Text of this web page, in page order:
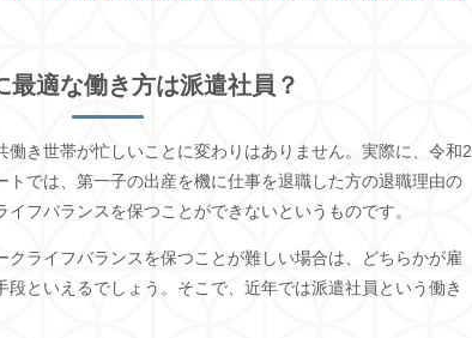
最適な働き方は派遣社員？
働き世帯が忙しいことに変わりはありません。実際に、令和2
トでは、第一子の出産を機に仕事を退職した方の退職理由の
フバランスを保つことができないというものです。
クライフバランスを保つことが難しい場合は、どちらかが雇
段といえるでしょう。そこで、近年では派遣社員という働き